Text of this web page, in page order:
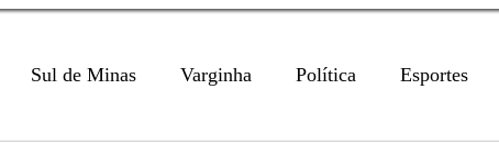
Sul de Minas Varginha Política Esportes